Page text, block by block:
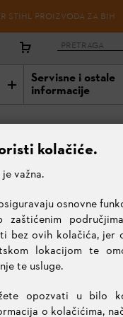
STIHL PROIZVODA ZA BIH
Servisne i ostale
informacije
kolačiće.
važna.
osnovne
zaštićenim
bez ovih kolačića, jer
lokacijom te
te usluge.
opozvati u bilo
o kolačićima,